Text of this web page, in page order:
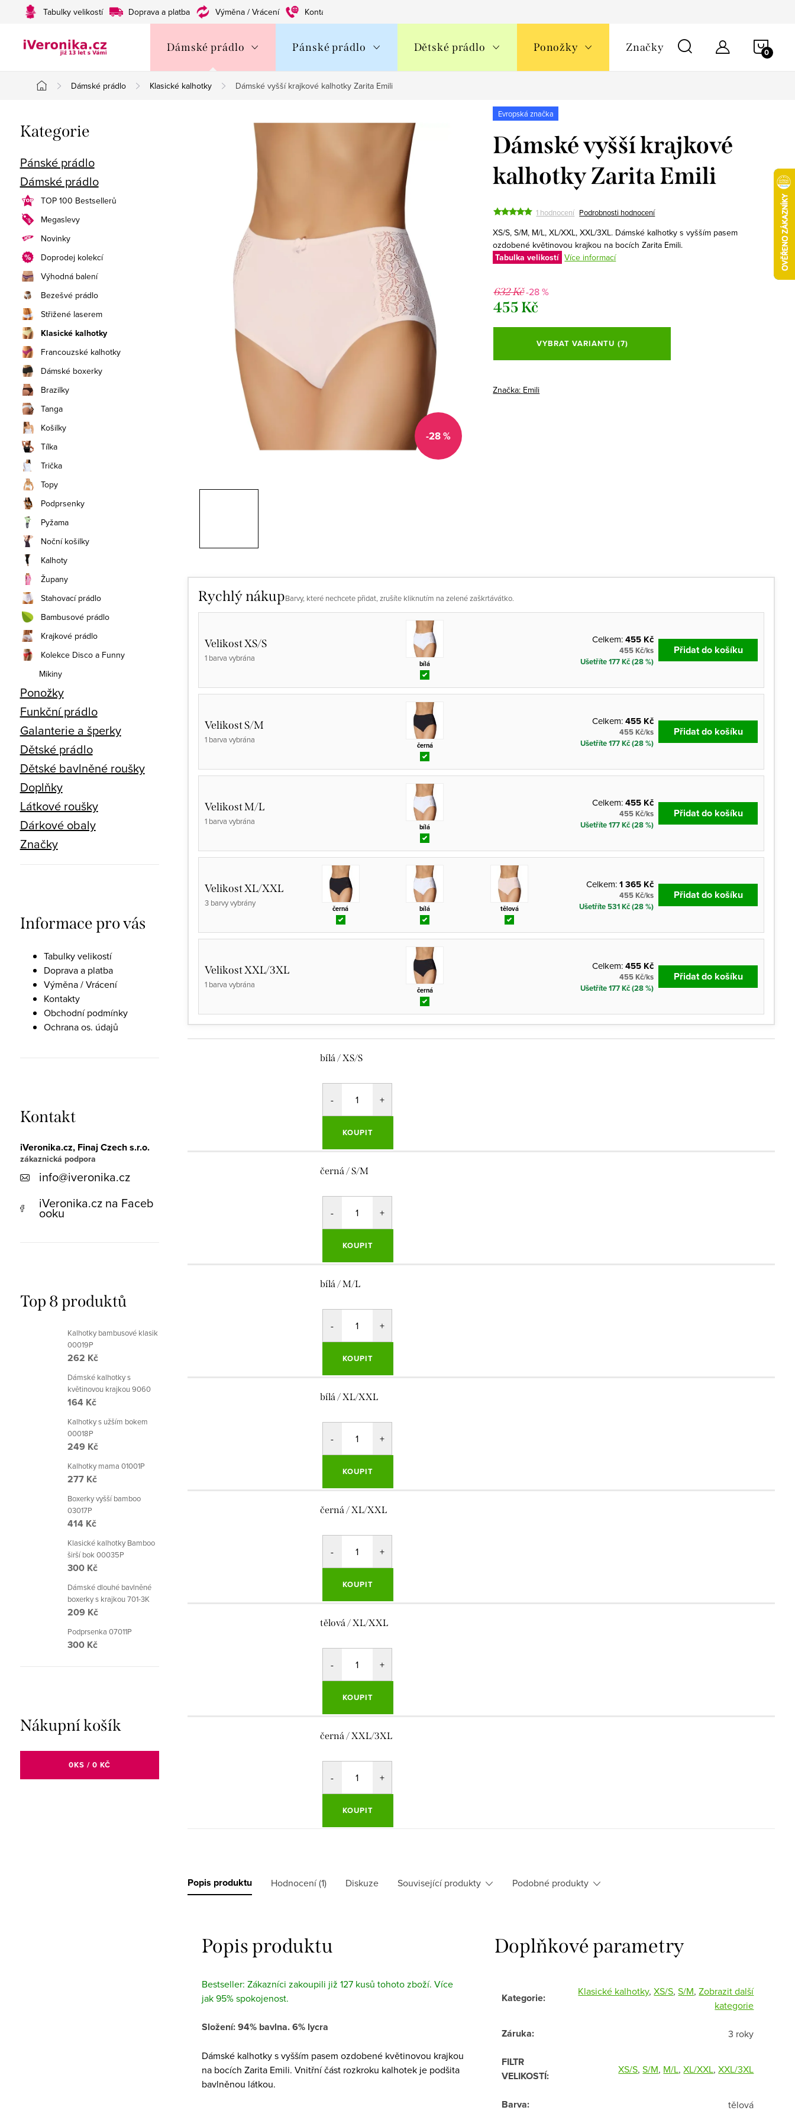
Tabulky velikostí Doprava a platba Výměna / Vrácení Kontakty
Dámské prádlo Pánské prádlo Dětské prádlo Ponožky Značky
Domů
Dámské prádlo Klasické kalhotky Dámské vyšší krajkové kalhotky Zarita Emili
o
s
t
r
a
n
n
í
p
a
n
e
l
Přeskočit
kategorie
Kategorie
Pánské prádlo
Dámské prádlo
TOP 100 Bestsellerů
Megaslevy
Novinky
Doprodej kolekcí
Výhodná balení
Bezešvé prádlo
Střižené laserem
Klasické kalhotky
Francouzské kalhotky
Dámské boxerky
Brazilky
Tanga
Košilky
Tílka
Trička
Topy
Podprsenky
Pyžama
Noční košilky
Kalhoty
Župany
Stahovací prádlo
Bambusové prádlo
Krajkové prádlo
Kolekce Disco a Funny
Mikiny
Ponožky
Funkční prádlo
Galanterie a šperky
Dětské prádlo
Dětské bavlněné roušky
Doplňky
Látkové roušky
Dárkové obaly
Značky
Informace pro vás
Tabulky velikostí
Doprava a platba
Výměna / Vrácení
Kontakty
Obchodní podmínky
Ochrana os. údajů
Kontakt
iVeronika.cz, Finaj Czech s.r.o.
info@iveronika.cz
iVeronika.cz na Faceb
ooku
Top 8 produktů
Kalhotky bambusové klasik
00019P
262 Kč
Dámské kalhotky s
květinovou krajkou 9060
164 Kč
Kalhotky s užším bokem
00018P
249 Kč
Kalhotky mama 01001P
277 Kč
Boxerky vyšší bamboo
03017P
414 Kč
Klasické kalhotky Bamboo
širší bok 00035P
300 Kč
Dámské dlouhé bavlněné
boxerky s krajkou 701-3K
209 Kč
Podprsenka 07011P
300 Kč
Nákupní košík
0KS / 0 KČ
-28 %
Evropská značka
Dámské vyšší krajkové
kalhotky Zarita Emili
1 hodnocení Podrobnosti hodnocení
XS/S, S/M, M/L, XL/XXL, XXL/3XL. Dámské kalhotky s vyšším pasem
ozdobené květinovou krajkou na bocích Zarita Emili.
Tabulka velikostí Více informací
632 Kč-28 %
455 Kč
Měrná
VYBRAT VARIANTU (7)
Značka: Emili
Rychlý nákupBarvy, které nechcete přidat, zrušíte kliknutím na zelené zaškrtávátko.
Velikost XS/S
1 barva vybrána
bílá
Celkem:455 Kč
455 Kč/ks
Ušetříte 177 Kč (28 %)
Přidat do košíku
Velikost S/M
1 barva vybrána
černá
Celkem:455 Kč
455 Kč/ks
Ušetříte 177 Kč (28 %)
Přidat do košíku
Velikost M/L
1 barva vybrána
bílá
Celkem:455 Kč
455 Kč/ks
Ušetříte 177 Kč (28 %)
Přidat do košíku
Velikost XL/XXL
3 barvy vybrány
černá bílá tělová
Celkem:1 365 Kč
455 Kč/ks
Ušetříte 531 Kč (28 %)
Přidat do košíku
Velikost XXL/3XL
1 barva vybrána
černá
Celkem:455 Kč
455 Kč/ks
Ušetříte 177 Kč (28 %)
Přidat do košíku
bílá / XS/S
KOUPIT
černá / S/M
KOUPIT
bílá / M/L
KOUPIT
bílá / XL/XXL
KOUPIT
černá / XL/XXL
KOUPIT
tělová / XL/XXL
KOUPIT
černá / XXL/3XL
KOUPIT
Popis produktu Hodnocení (1) Diskuze Související produkty Podobné produkty
Popis produktu
Bestseller: Zákazníci zakoupili již 127 kusů tohoto zboží. Více
jak 95% spokojenost.
Složení: 94% bavlna. 6% lycra
Dámské kalhotky s vyšším pasem ozdobené květinovou krajkou
na bocích Zarita Emili. Vnitřní část rozkroku kalhotek je podšita
bavlněnou látkou.
Doplňkové parametry
Kategorie: Klasické kalhotky,XS/S,S/M,Zobrazit další
kategorie
Záruka: 3 roky
FILTR
VELIKOSTÍ: XS/S,S/M, M/L,XL/XXL,XXL/3XL
Barva: tělová